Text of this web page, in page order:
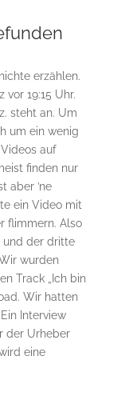
erzählen.
19:15 Uhr.
steht an. Um
um ein wenig
auf
finden nur
aber ’ne
ein Video mit
flimmern. Also
und der dritte
wurden
Track „Ich bin
Wir hatten
Interview
der Urheber
eine